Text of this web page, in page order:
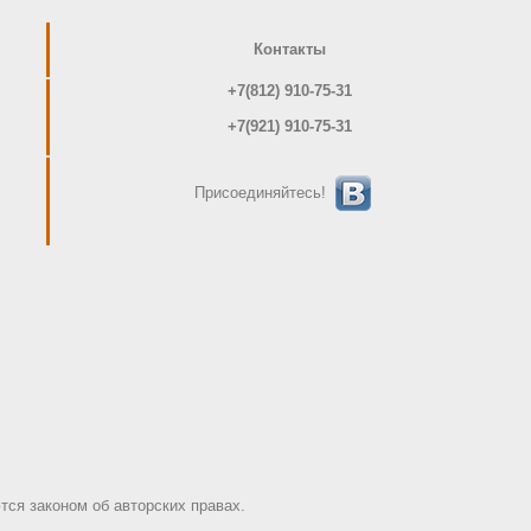
Контакты
+7(812) 910-75-31
+7(921) 910-75-31
Присоединяйтесь!
законом об авторских правах.